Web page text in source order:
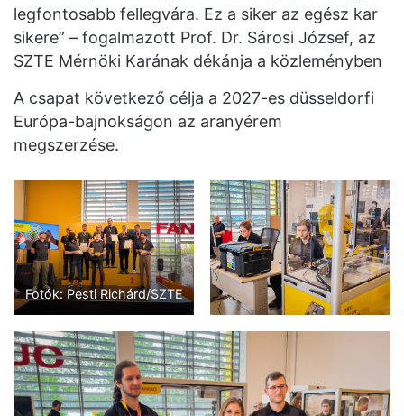
legfontosabb fellegvára. Ez a siker az egész kar
sikere” – fogalmazott Prof. Dr. Sárosi József, az
SZTE Mérnöki Karának dékánja a közleményben
A csapat következő célja a 2027-es düsseldorfi
Európa-bajnokságon az aranyérem
megszerzése.
Fotók: Pesti Richárd/SZTE